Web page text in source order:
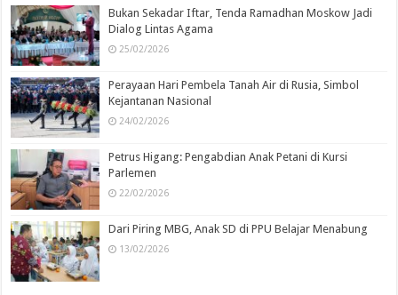
Bukan Sekadar Iftar, Tenda Ramadhan Moskow Jadi
Dialog Lintas Agama
25/02/2026
Perayaan Hari Pembela Tanah Air di Rusia, Simbol
Kejantanan Nasional
24/02/2026
Petrus Higang: Pengabdian Anak Petani di Kursi
Parlemen
22/02/2026
Dari Piring MBG, Anak SD di PPU Belajar Menabung
13/02/2026